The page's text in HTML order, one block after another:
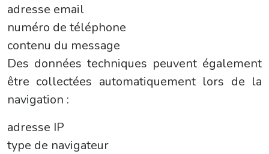
adresse email
numéro de téléphone
contenu du message
Des données techniques peuvent également
être collectées automatiquement lors de la
navigation :
adresse IP
type de navigateur